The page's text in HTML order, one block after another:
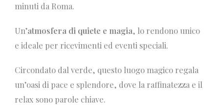
minuti da Roma.
Un’atmosfera di quiete e magia, lo rendono unico
e ideale per ricevimenti ed eventi speciali.
Circondato dal verde, questo luogo magico regala
un’oasi di pace e splendore, dove la raffinatezza e il
relax sono parole chiave.